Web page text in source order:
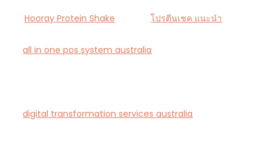
Hooray Protein Shake โปรตีนเชค แนะนำ
all in one pos system australia
digital transformation services australia